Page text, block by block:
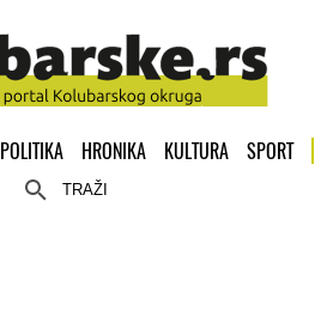
POLITIKA HRONIKA KULTURA SPORT
TRAŽI